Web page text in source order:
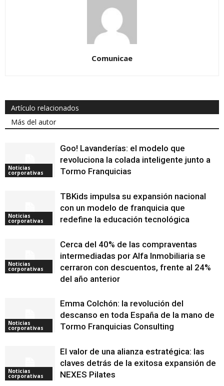
Comunicae
Artículo relacionados
Más del autor
Noticias
corporativas
Goo! Lavanderías: el modelo que
revoluciona la colada inteligente junto a
Tormo Franquicias
Noticias
corporativas
TBKids impulsa su expansión nacional
con un modelo de franquicia que
redefine la educación tecnológica
Noticias
corporativas
Cerca del 40% de las compraventas
intermediadas por Alfa Inmobiliaria se
cerraron con descuentos, frente al 24%
del año anterior
Noticias
corporativas
Emma Colchón: la revolución del
descanso en toda España de la mano de
Tormo Franquicias Consulting
Noticias
corporativas
El valor de una alianza estratégica: las
claves detrás de la exitosa expansión de
NEXES Pilates